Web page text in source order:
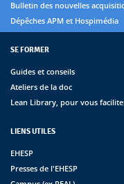
Bulletin des nouvelles
Dépêches APM et Hospimédia
SE FORMER
Guides et conseils
Ateliers de la doc
Lean Library, pour vous
LIENS UTILES
EHESP
Presses de l'EHESP